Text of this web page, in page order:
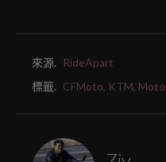
來源.
RideApart
標籤. CFMoto, KTM,